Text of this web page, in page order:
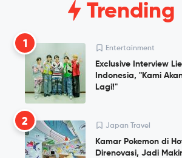
Trending
1 Entertainment
Exclusive Interview
Indonesia, "Kami
Lagi!"
2 Japan Travel
Kamar Pokemon di
Direnovasi, Jadi